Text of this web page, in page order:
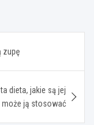
zupę
dieta, jakie są jej
może ją stosować